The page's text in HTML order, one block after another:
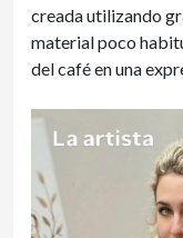
creada utilizando
material poco
del café en una